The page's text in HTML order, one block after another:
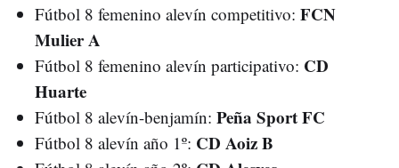
Fútbol 8 femenino alevín competitivo: FCN
Mulier A
Fútbol 8 femenino alevín participativo: CD
Huarte
Fútbol 8 alevín-benjamín: Peña Sport FC
Fútbol 8 alevín año 1º: CD Aoiz B